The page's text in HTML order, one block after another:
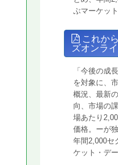
ぶマーケッ
これか
ズオンラ
「今後の成
を対象に、
概況、最新
向、市場の
場あたり
価格。ーが
年間2,000セ
ケット・デ